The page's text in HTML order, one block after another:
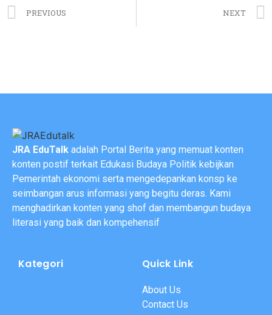
PREVIOUS NEXT
JRA EduTalk adalah Portal Berita yang memuat konten
konten postif terkait Edukasi Budaya Politik kebijkan
Pemerintah ekonomi serta mengedepankan konsp ke
seimbangan arus informasi yang begitu deras. Kami
menghadirkan konten yang shof dan membangun budaya
literasi yang baik dan kompehensif
Kategori Quick Link
About Us
Contact Us